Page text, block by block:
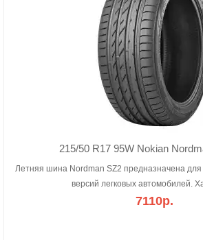
215/50 R17 95W Nokian
Летняя шина Nordman SZ2 предназначена
версий легковых автомобилей.
7110р.